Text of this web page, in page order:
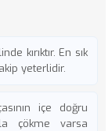
kırıktır. En sık
yeterlidir.
içe doğru
çökme varsa